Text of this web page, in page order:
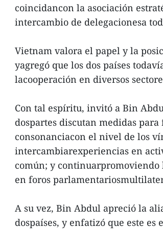
coincidancon la asociación
intercambio de delegacionesa
Vietnam valora el papel y la
yagregó que los dos países
lacooperación en diversos
Con tal espíritu, invitó a Bin
dospartes discutan medidas
consonanciacon el nivel de los
intercambiarexperiencias en
común; y
en foros
A su vez, Bin Abdul apreció la
dospaíses, y enfatizó que este